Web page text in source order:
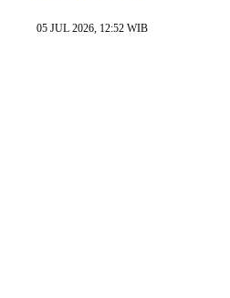
05 JUL 2026, 12:52 WIB